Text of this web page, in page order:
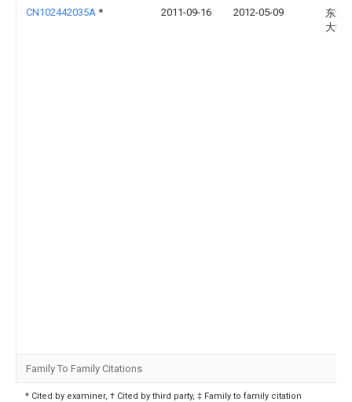
CN102442035A * 2011-09-16 2012-05-09
东北
大学
Family To Family Citations
* Cited by examiner, † Cited by third party, ‡ Family to family citation